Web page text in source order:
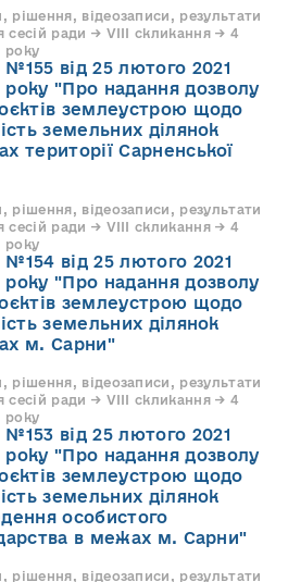
відеозаписи, результати
сесій ради → VIII скликання → 4
року
№155 від 25 лютого 2021
року "Про надання дозволу
землеустрою щодо
земельних ділянок
території Сарненської
відеозаписи, результати
сесій ради → VIII скликання → 4
року
№154 від 25 лютого 2021
року "Про надання дозволу
землеустрою щодо
земельних ділянок
м. Сарни"
відеозаписи, результати
сесій ради → VIII скликання → 4
року
№153 від 25 лютого 2021
року "Про надання дозволу
землеустрою щодо
земельних ділянок
особистого
в межах м. Сарни"
відеозаписи, результати